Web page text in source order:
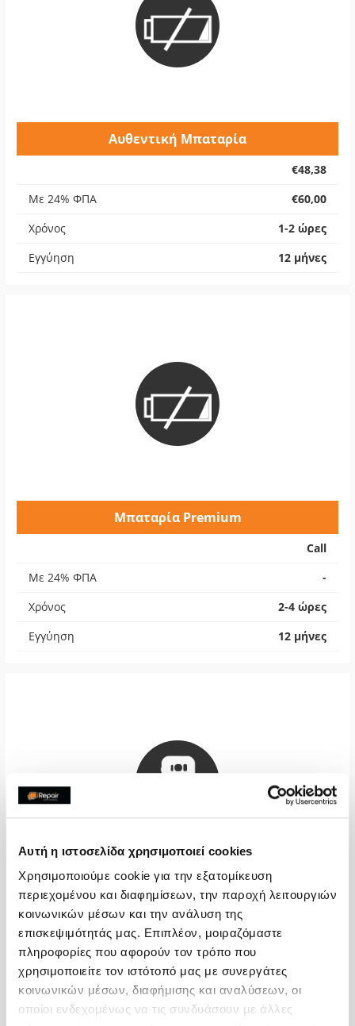
Αυτή η ιστοσελίδα χρησιμοποιεί cookies
Χρησιμοποιούμε cookie για την εξατομίκευση
περιεχομένου και διαφημίσεων, την παροχή λειτουργιών
κοινωνικών μέσων και την ανάλυση της
επισκεψιμότητάς μας. Επιπλέον, μοιραζόμαστε
πληροφορίες που αφορούν τον τρόπο που
χρησιμοποιείτε τον ιστότοπό μας με συνεργάτες
κοινωνικών μέσων, διαφήμισης και αναλύσεων, οι
οποίοι ενδεχομένως να τις συνδυάσουν με άλλες
Αυθεντική Μπαταρία
€48,38
Με 24% ΦΠΑ
€60,00
Χρόνος
1-2 ώρες
Εγγύηση
12 μήνες
Μπαταρία Premium
Call
Με 24% ΦΠΑ
-
Χρόνος
2-4 ώρες
Εγγύηση
12 μήνες
Πίσω Όψη
Με 24% ΦΠΑ
Χρόνος
2-4 ώρες
Εγγύηση